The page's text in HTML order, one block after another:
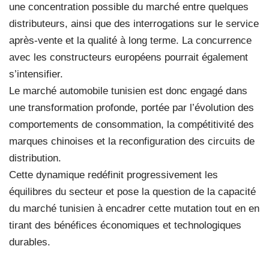
une concentration possible du marché entre quelques
distributeurs, ainsi que des interrogations sur le service
après-vente et la qualité à long terme. La concurrence
avec les constructeurs européens pourrait également
s’intensifier.
Le marché automobile tunisien est donc engagé dans
une transformation profonde, portée par l’évolution des
comportements de consommation, la compétitivité des
marques chinoises et la reconfiguration des circuits de
distribution.
Cette dynamique redéfinit progressivement les
équilibres du secteur et pose la question de la capacité
du marché tunisien à encadrer cette mutation tout en en
tirant des bénéfices économiques et technologiques
durables.